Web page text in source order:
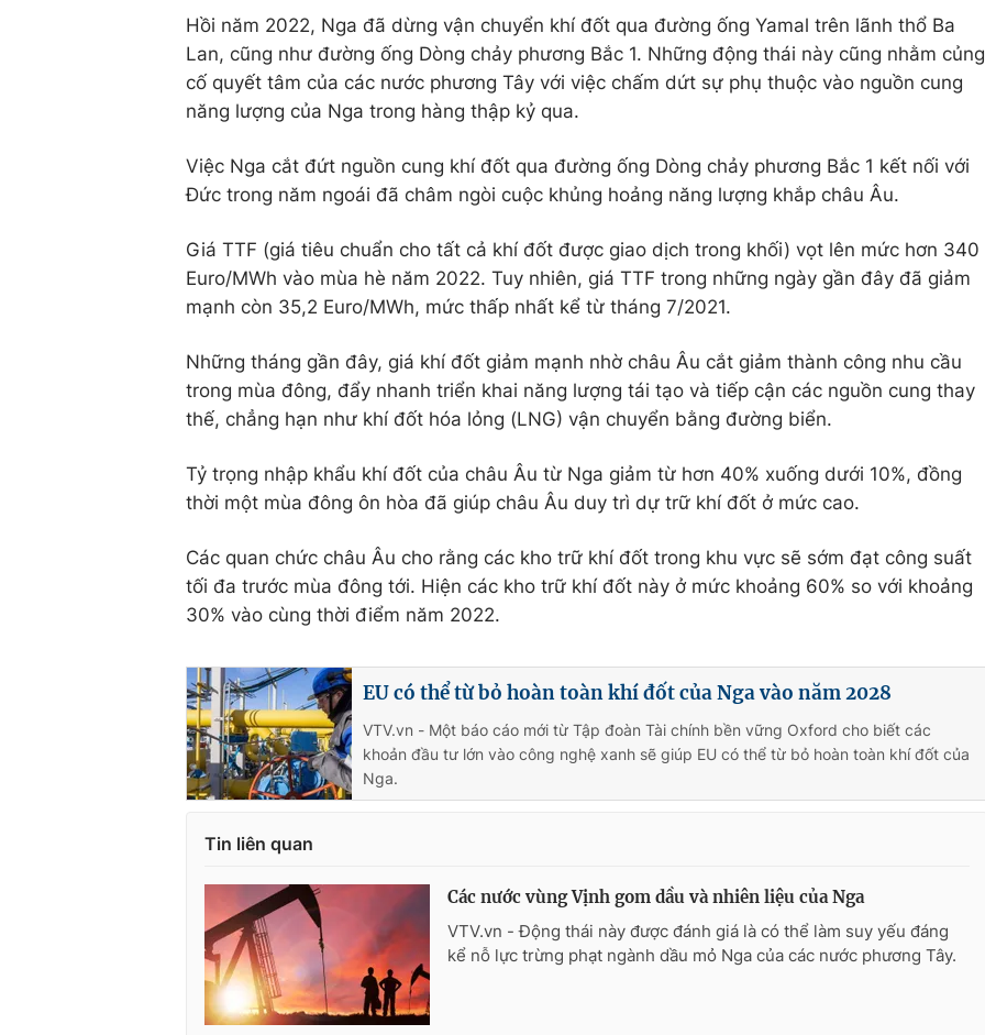
Hồi năm 2022, Nga đã dừng vận chuyển khí đốt qua đường ống Yamal trên lãnh thổ Ba
Lan, cũng như đường ống Dòng chảy phương Bắc 1. Những động thái này cũng nhằm củng
cố quyết tâm của các nước phương Tây với việc chấm dứt sự phụ thuộc vào nguồn cung
năng lượng của Nga trong hàng thập kỷ qua.
Việc Nga cắt đứt nguồn cung khí đốt qua đường ống Dòng chảy phương Bắc 1 kết nối với
Đức trong năm ngoái đã châm ngòi cuộc khủng hoảng năng lượng khắp châu Âu.
Giá TTF (giá tiêu chuẩn cho tất cả khí đốt được giao dịch trong khối) vọt lên mức hơn 340
Euro/MWh vào mùa hè năm 2022. Tuy nhiên, giá TTF trong những ngày gần đây đã giảm
mạnh còn 35,2 Euro/MWh, mức thấp nhất kể từ tháng 7/2021.
Những tháng gần đây, giá khí đốt giảm mạnh nhờ châu Âu cắt giảm thành công nhu cầu
trong mùa đông, đẩy nhanh triển khai năng lượng tái tạo và tiếp cận các nguồn cung thay
thế, chẳng hạn như khí đốt hóa lỏng (LNG) vận chuyển bằng đường biển.
Tỷ trọng nhập khẩu khí đốt của châu Âu từ Nga giảm từ hơn 40% xuống dưới 10%, đồng
thời một mùa đông ôn hòa đã giúp châu Âu duy trì dự trữ khí đốt ở mức cao.
Các quan chức châu Âu cho rằng các kho trữ khí đốt trong khu vực sẽ sớm đạt công suất
tối đa trước mùa đông tới. Hiện các kho trữ khí đốt này ở mức khoảng 60% so với khoảng
30% vào cùng thời điểm năm 2022.
EU có thể từ bỏ hoàn toàn khí đốt của Nga vào năm 2028
VTV.vn - Một báo cáo mới từ Tập đoàn Tài chính bền vững Oxford cho biết các
khoản đầu tư lớn vào công nghệ xanh sẽ giúp EU có thể từ bỏ hoàn toàn khí đốt của
Nga.
Tin liên quan
Các nước vùng Vịnh gom dầu và nhiên liệu của Nga
VTV.vn - Động thái này được đánh giá là có thể làm suy yếu đáng
kể nỗ lực trừng phạt ngành dầu mỏ Nga của các nước phương Tây.